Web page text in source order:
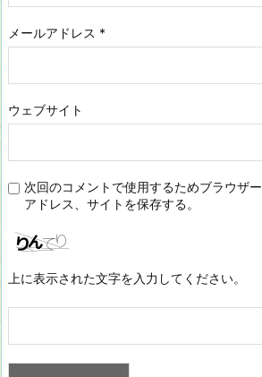
メールアドレス *
ウェブサイト
次回のコメントで使用するためブラウザ
アドレス、サイトを保存する。
上に表示された文字を入力してください。